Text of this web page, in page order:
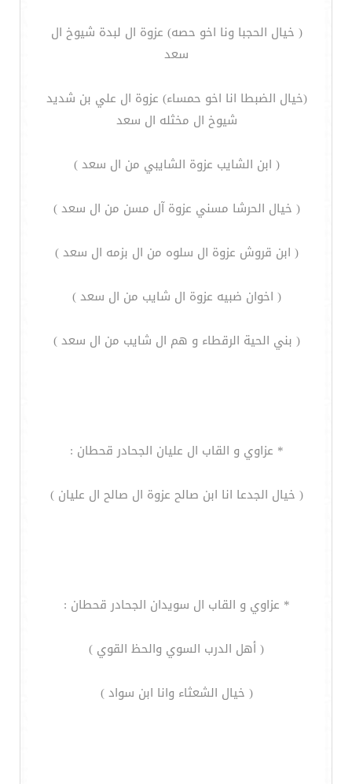
( خيال الحجبا ونا اخو حصه) عزوة ال لبدة شيوخ ال
سعد
(خيال الضبطا انا اخو حمساء) عزوة ال علي بن شديد
شيوخ ال مخثله ال سعد
( ابن الشايب عزوة الشايبي من ال سعد )
( خيال الحرشا مسني عزوة آل مسن من ال سعد )
( ابن قروش عزوة ال سلوه من ال بزمه ال سعد )
( اخوان ضبيه عزوة ال شايب من ال سعد )
( بني الحية الرقطاء و هم ال شايب من ال سعد )
* عزاوي و القاب ال عليان الجحادر قحطان :
( خيال الجدعا انا ابن صالح عزوة ال صالح ال عليان )
* عزاوي و القاب ال سويدان الجحادر قحطان :
( أهل الدرب السوي والحظ القوي )
( خيال الشعثاء وانا ابن سواد )